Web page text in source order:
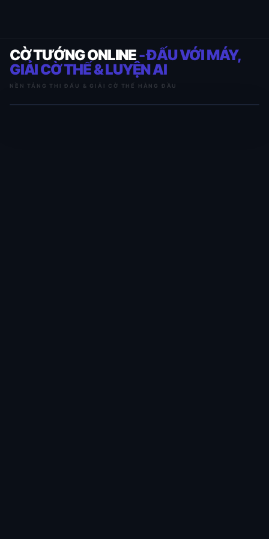
CỜ TƯỚNG ONLINE- ĐẤU VỚI MÁY,
GIẢI CỜ THẾ & LUYỆN AI
NỀN TẢNG THI ĐẤU & GIẢI CỜ THẾ HÀNG ĐẦU